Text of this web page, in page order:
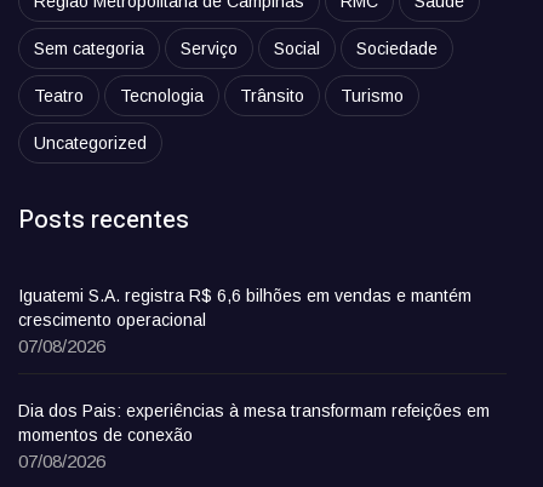
Sem categoria Serviço Social Sociedade
Teatro Tecnologia Trânsito Turismo
Uncategorized
Posts recentes
Iguatemi S.A. registra R$ 6,6 bilhões em vendas e mantém
crescimento operacional
07/08/2026
Dia dos Pais: experiências à mesa transformam refeições em
momentos de conexão
07/08/2026